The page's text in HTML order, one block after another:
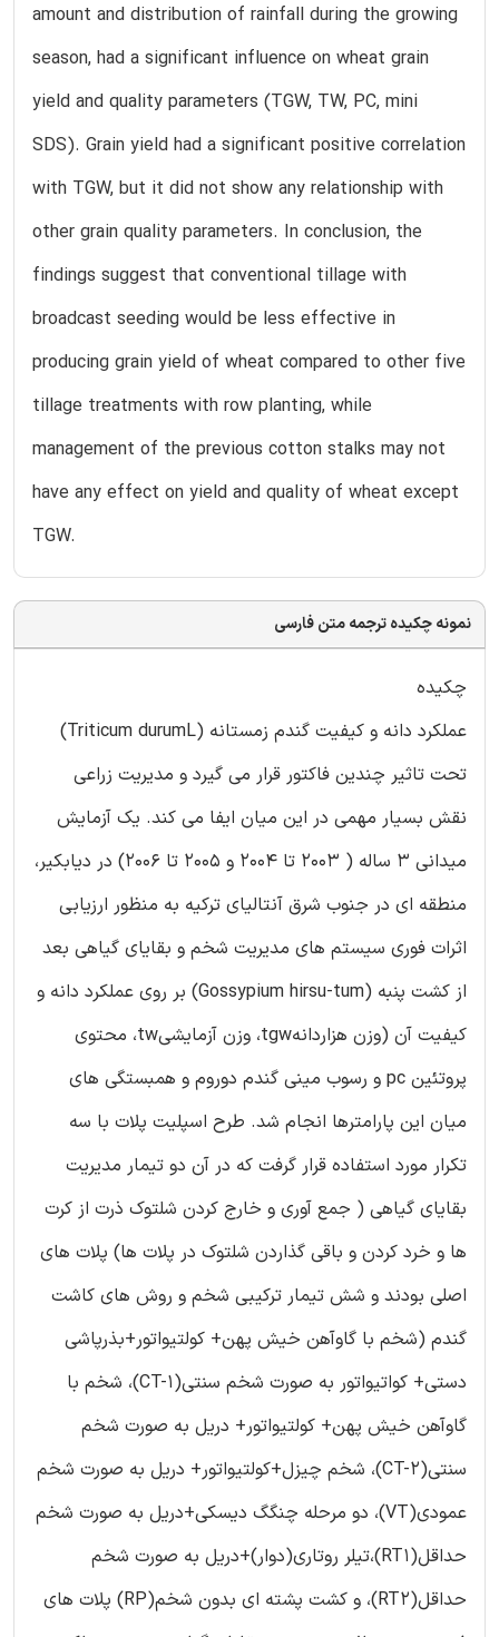
amount and distribution of rainfall during the growing
season, had a significant influence on wheat grain
yield and quality parameters (TGW, TW, PC, mini
SDS). Grain yield had a significant positive correlation
with TGW, but it did not show any relationship with
other grain quality parameters. In conclusion, the
findings suggest that conventional tillage with
broadcast seeding would be less effective in
producing grain yield of wheat compared to other five
tillage treatments with row planting, while
management of the previous cotton stalks may not
have any effect on yield and quality of wheat except
TGW.
نمونه چکیده ترجمه متن فارسی
چکیده
عملکرد دانه و کیفیت گندم زمستانه (Triticum durumL)
تحت تاثیر چندین فاکتور قرار می گیرد و مدیریت زراعی
نقش بسیار مهمی در این میان ایفا می کند. یک آزمایش
میدانی 3 ساله ( 2003 تا 2004 و 2005 تا 2006) در دیابکیر،
منطقه ای در جنوب شرق آنتالیای ترکیه به منظور ارزیابی
اثرات فوری سیستم های مدیریت شخم و بقایای گیاهی بعد
از کشت پنبه (Gossypium hirsu-tum) بر روی عملکرد دانه و
کیفیت آن (وزن هزاردانهtgw، وزن آزمایشیtw، محتوی
پروتئین pc و رسوب مینی گندم دوروم و همبستگی های
میان این پارامترها انجام شد. طرح اسپلیت پلات با سه
تکرار مورد استفاده قرار گرفت که در آن دو تیمار مدیریت
بقایای گیاهی ( جمع آوری و خارج کردن شلتوک ذرت از کرت
ها و خرد کردن و باقی گذاردن شلتوک در پلات ها) پلات های
اصلی بودند و شش تیمار ترکیبی شخم و روش های کاشت
گندم (شخم با گاوآهن خیش پهن+ کولتیواتور+بذرپاشی
دستی+ کواتیواتور به صورت شخم سنتی(CT-1)، شخم با
گاوآهن خیش پهن+ کولتیواتور+ دریل به صورت شخم
سنتی(CT-2)، شخم چیزل+کولتیواتور+ دریل به صورت شخم
عمودی(VT)، دو مرحله چنگگ دیسکی+دریل به صورت شخم
حداقل(RT1)،تیلر روتاری(دوار)+دریل به صورت شخم
حداقل(RT2)، و کشت پشته ای بدون شخم(RP) پلات های